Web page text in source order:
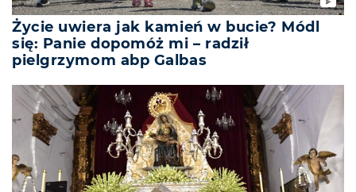
Życie uwiera jak kamień w bucie? Módl
się: Panie dopomóż mi – radził
pielgrzymom abp Galbas